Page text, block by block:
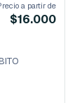
a partir de
$16.000